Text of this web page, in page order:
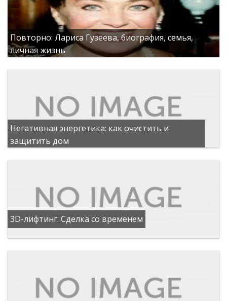
Повторно: Лариса Гузеева, биография, семья,
личная жизнь
Негативная энергетика: как очистить и
защитить дом
3D-лифтинг: Сделка со временем